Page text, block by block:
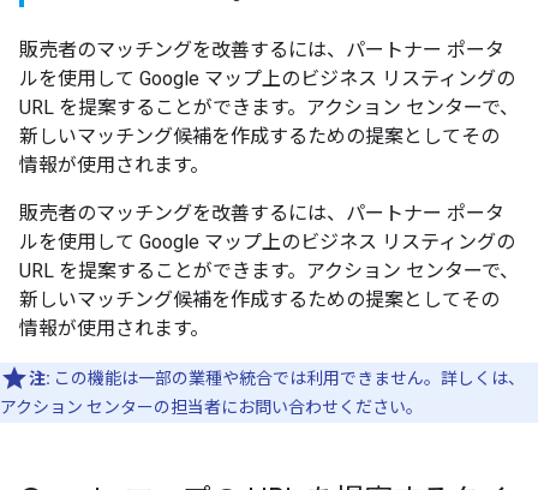
販売者のマッチングを改善するには、パートナー ポータ
ルを使用して Google マップ上のビジネス リスティングの
URL を提案することができます。アクション センターで、
新しいマッチング候補を作成するための提案としてその
情報が使用されます。
販売者のマッチングを改善するには、パートナー ポータ
ルを使用して Google マップ上のビジネス リスティングの
URL を提案することができます。アクション センターで、
新しいマッチング候補を作成するための提案としてその
情報が使用されます。
注: この機能は一部の業種や統合では利用できません。詳しくは、
アクション センターの担当者にお問い合わせください。